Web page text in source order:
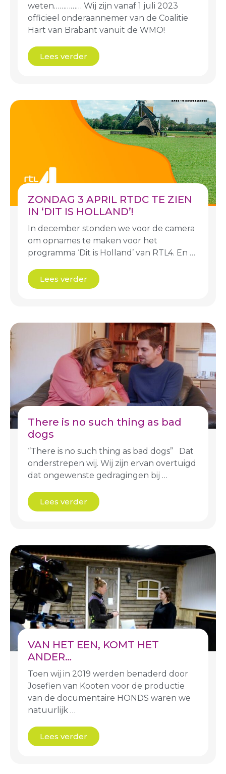
weten…………… Wij zijn vanaf 1 juli 2023
officieel onderaannemer van de Coalitie
Hart van Brabant vanuit de WMO!
Lees verder
ZONDAG 3 APRIL RTDC TE ZIEN
IN ‘DIT IS HOLLAND’!
In december stonden we voor de camera
om opnames te maken voor het
programma ‘Dit is Holland’ van RTL4. En …
Lees verder
There is no such thing as bad
dogs
“There is no such thing as bad dogs” Dat
onderstrepen wij. Wij zijn ervan overtuigd
dat ongewenste gedragingen bij …
Lees verder
VAN HET EEN, KOMT HET
ANDER…
Toen wij in 2019 werden benaderd door
Josefien van Kooten voor de productie
van de documentaire HONDS waren we
natuurlijk …
Lees verder